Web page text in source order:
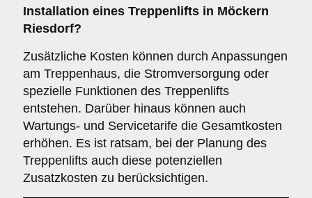
Installation eines Treppenlifts in Möckern
Riesdorf?
Zusätzliche Kosten können durch Anpassungen
am Treppenhaus, die Stromversorgung oder
spezielle Funktionen des Treppenlifts
entstehen. Darüber hinaus können auch
Wartungs- und Servicetarife die Gesamtkosten
erhöhen. Es ist ratsam, bei der Planung des
Treppenlifts auch diese potenziellen
Zusatzkosten zu berücksichtigen.